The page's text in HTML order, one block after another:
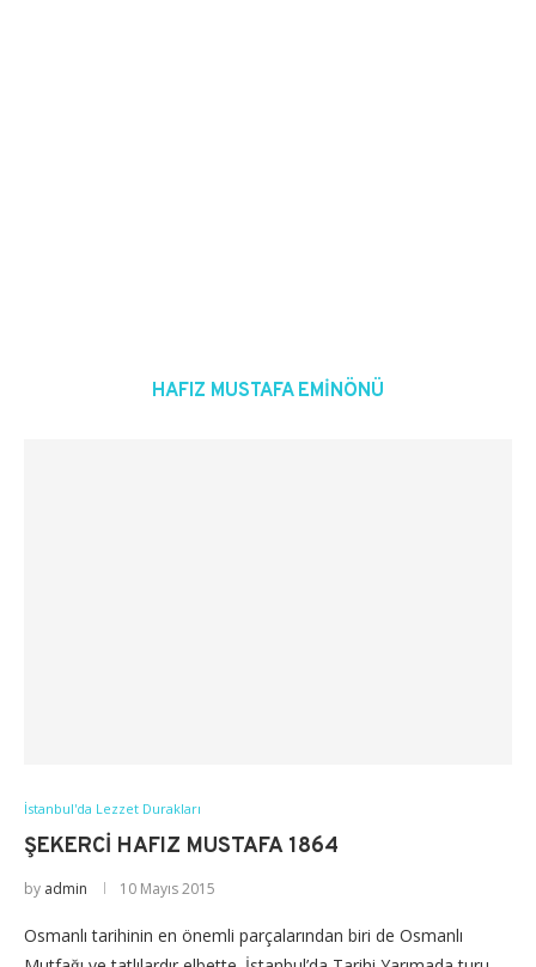
HAFIZ MUSTAFA EMINÖNÜ
İstanbul'da Lezzet Durakları
ŞEKERCI HAFIZ MUSTAFA 1864
by admin 10 Mayıs 2015
Osmanlı tarihinin en önemli parçalarından biri de Osmanlı